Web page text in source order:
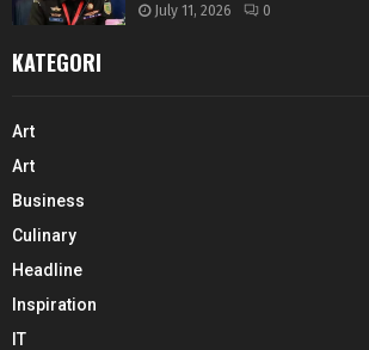
July 11, 2026 0
KATEGORI
Art
Art
Business
Culinary
Headline
Inspiration
IT